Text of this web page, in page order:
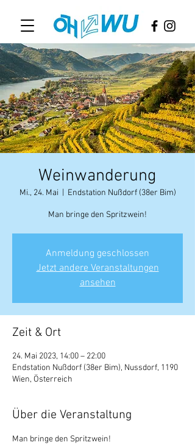
Weinwanderung
Mi., 24. Mai Endstation Nußdorf (38er Bim)
Man bringe den Spritzwein!
Anmeldung geschlossen
Jetzt andere Veranstaltungen
ansehen
Zeit & Ort
24. Mai 2023, 14:00 – 22:00
Endstation Nußdorf (38er Bim), Nussdorf, 1190
Wien, Österreich
Über die Veranstaltung
Man bringe den Spritzwein!